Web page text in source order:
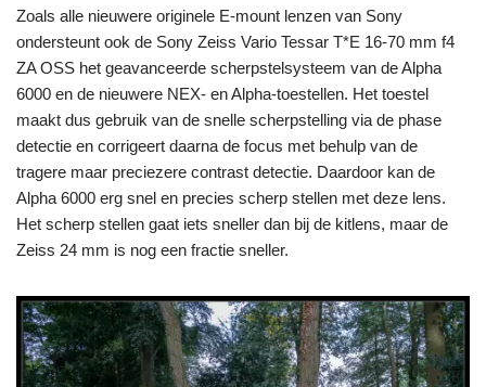
Zoals alle nieuwere originele E-mount lenzen van Sony
ondersteunt ook de Sony Zeiss Vario Tessar T*E 16-70 mm f4
ZA OSS het geavanceerde scherpstelsysteem van de Alpha
6000 en de nieuwere NEX- en Alpha-toestellen. Het toestel
maakt dus gebruik van de snelle scherpstelling via de phase
detectie en corrigeert daarna de focus met behulp van de
tragere maar preciezere contrast detectie. Daardoor kan de
Alpha 6000 erg snel en precies scherp stellen met deze lens.
Het scherp stellen gaat iets sneller dan bij de kitlens, maar de
Zeiss 24 mm is nog een fractie sneller.